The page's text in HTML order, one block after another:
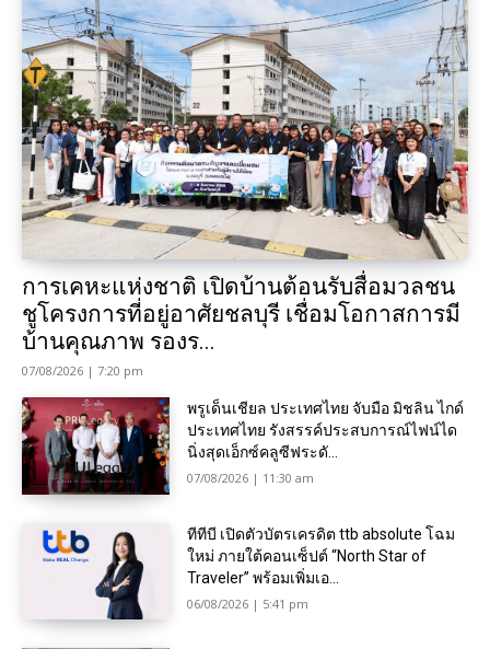
การเคหะแห่งชาติ เปิดบ้านต้อนรับสื่อมวลชน
ชูโครงการที่อยู่อาศัยชลบุรี เชื่อมโอกาสการมี
บ้านคุณภาพ รองร...
07/08/2026 | 7:20 pm
พรูเด็นเชียล ประเทศไทย จับมือ มิชลิน ไกด์
ประเทศไทย รังสรรค์ประสบการณ์ไฟน์ได
นิ่งสุดเอ็กซ์คลูซีฟระดั...
07/08/2026 | 11:30 am
ทีทีบี เปิดตัวบัตรเครดิต ttb absolute โฉม
ใหม่ ภายใต้คอนเซ็ปต์ “North Star of
Traveler” พร้อมเพิ่มเอ...
06/08/2026 | 5:41 pm